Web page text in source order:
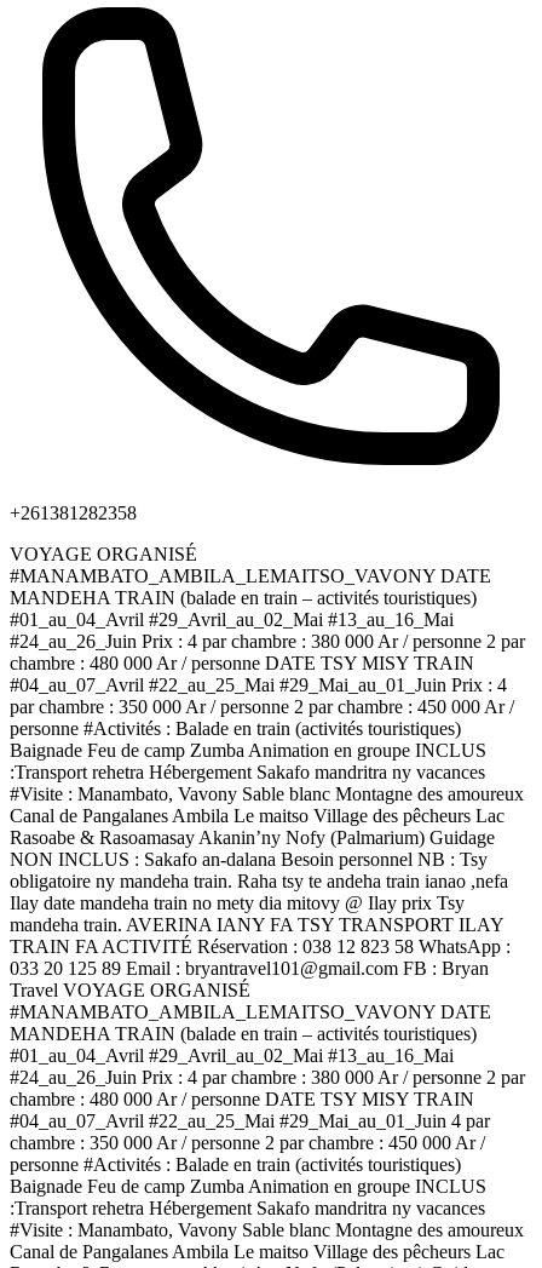
+261381282358
VOYAGE ORGANISÉ
#MANAMBATO_AMBILA_LEMAITSO_VAVONY DATE
MANDEHA TRAIN (balade en train – activités touristiques)
#01_au_04_Avril #29_Avril_au_02_Mai #13_au_16_Mai
#24_au_26_Juin Prix : 4 par chambre : 380 000 Ar / personne 2 par
chambre : 480 000 Ar / personne DATE TSY MISY TRAIN
#04_au_07_Avril #22_au_25_Mai #29_Mai_au_01_Juin Prix : 4
par chambre : 350 000 Ar / personne 2 par chambre : 450 000 Ar /
personne #Activités : Balade en train (activités touristiques)
Baignade Feu de camp Zumba Animation en groupe INCLUS
:Transport rehetra Hébergement Sakafo mandritra ny vacances
#Visite : Manambato, Vavony Sable blanc Montagne des amoureux
Canal de Pangalanes Ambila Le maitso Village des pêcheurs Lac
Rasoabe & Rasoamasay Akanin’ny Nofy (Palmarium) Guidage
NON INCLUS : Sakafo an-dalana Besoin personnel NB : Tsy
obligatoire ny mandeha train. Raha tsy te andeha train ianao ,nefa
Ilay date mandeha train no mety dia mitovy @ Ilay prix Tsy
mandeha train. AVERINA IANY FA TSY TRANSPORT ILAY
TRAIN FA ACTIVITÉ Réservation : 038 12 823 58 WhatsApp :
033 20 125 89 Email : bryantravel101@gmail.com FB : Bryan
Travel VOYAGE ORGANISÉ
#MANAMBATO_AMBILA_LEMAITSO_VAVONY DATE
MANDEHA TRAIN (balade en train – activités touristiques)
#01_au_04_Avril #29_Avril_au_02_Mai #13_au_16_Mai
#24_au_26_Juin Prix : 4 par chambre : 380 000 Ar / personne 2 par
chambre : 480 000 Ar / personne DATE TSY MISY TRAIN
#04_au_07_Avril #22_au_25_Mai #29_Mai_au_01_Juin 4 par
chambre : 350 000 Ar / personne 2 par chambre : 450 000 Ar /
personne #Activités : Balade en train (activités touristiques)
Baignade Feu de camp Zumba Animation en groupe INCLUS
:Transport rehetra Hébergement Sakafo mandritra ny vacances
#Visite : Manambato, Vavony Sable blanc Montagne des amoureux
Canal de Pangalanes Ambila Le maitso Village des pêcheurs Lac